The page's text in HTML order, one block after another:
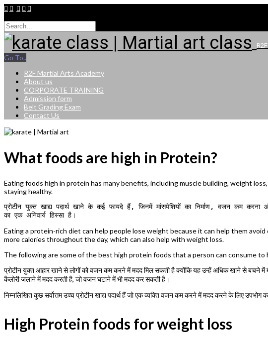
Go To..
R2F Martial Arts Academy
About us
CORPORATE TRAINING
Admission form
Belt Grading Exam
Contact Us
What foods are high in Protein?
Eating foods high in protein has many benefits, including muscle building, weight
staying healthy.
प्रोटीन युक्त खाद्य पदार्थ खाने के कई फायदे हैं, जिनमें मांसपेशियों का निर्माण, वजन कम
का एक अनिवार्य हिस्सा है।
Eating a protein-rich diet can help people lose weight because it can help them
more calories throughout the day, which can also help with weight loss.
The following are some of the best high protein foods that a person can consume to
प्रोटीन युक्त आहार खाने से लोगों को वजन कम करने में मदद मिल सकती है क्योंकि यह उन्हें अधिक खाने से बचने
कैलोरी जलाने में मदद करती है, जो वजन घटाने में भी मदद कर सकती है।
निम्नलिखित कुछ सर्वोत्तम उच्च प्रोटीन खाद्य पदार्थ हैं जो एक व्यक्ति वजन कम करने में मदद करने के लिए
High Protein foods for weight loss